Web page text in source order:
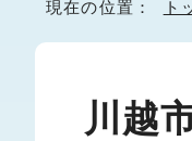
現在の位置： ト
川越